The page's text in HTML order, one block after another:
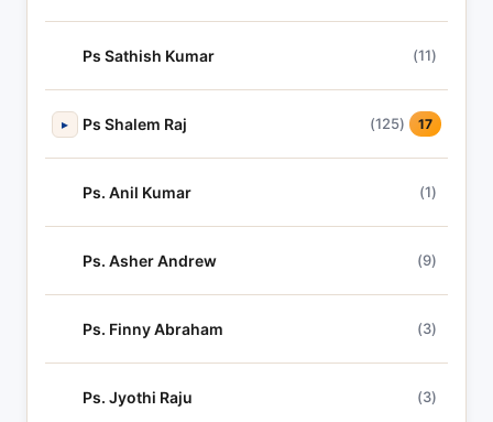
Ps Sathish Kumar (11)
▸ Ps Shalem Raj (125) 17
Ps. Anil Kumar (1)
Ps. Asher Andrew (9)
Ps. Finny Abraham (3)
Ps. Jyothi Raju (3)